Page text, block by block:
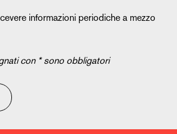
informazioni periodiche a mezzo
con * sono obbligatori